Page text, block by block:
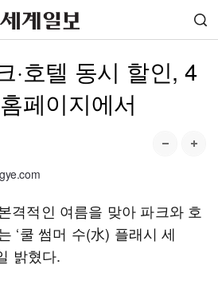
·호텔 동시 할인, 4
페이지에서
격적인 여름을 맞아 파크와 호
‘쿨 썸머 수(水) 플래시 세
밝혔다.